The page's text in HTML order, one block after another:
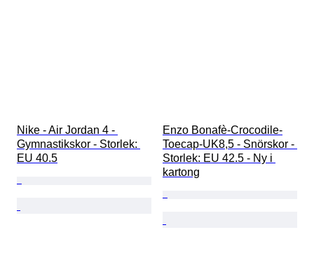
Nike - Air Jordan 4 -
Gymnastikskor - Storlek:
EU 40.5
Enzo Bonafè-Crocodile-
Toecap-UK8,5 - Snörskor -
Storlek: EU 42.5 - Ny i
kartong